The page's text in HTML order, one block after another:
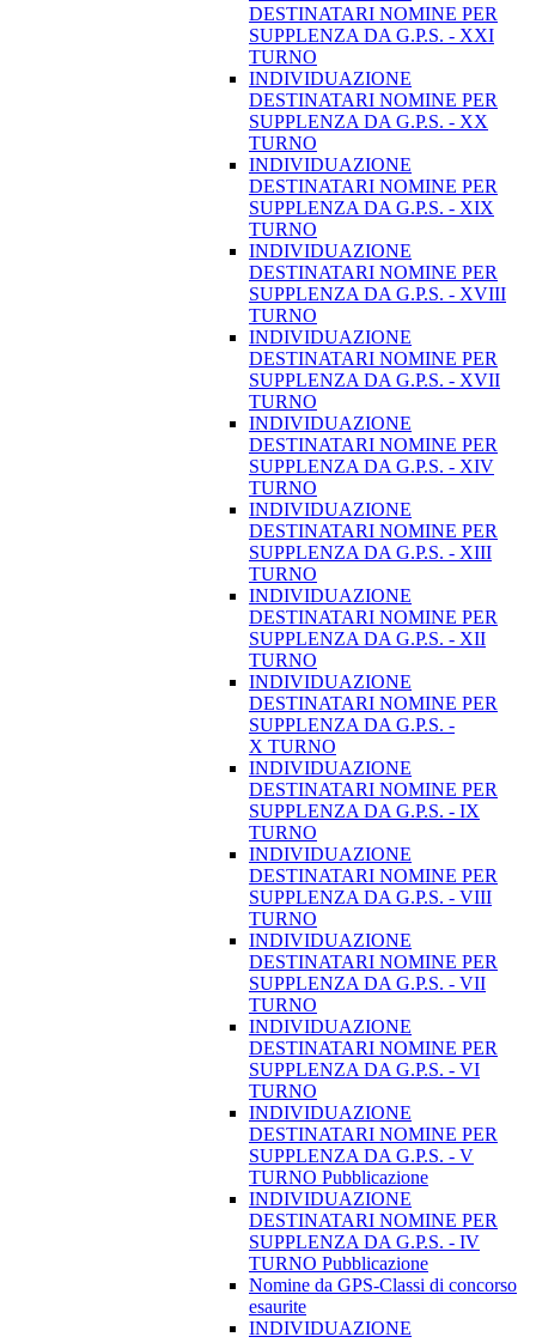
DESTINATARI NOMINE PER
SUPPLENZA DA G.P.S. - XXI
TURNO
INDIVIDUAZIONE
DESTINATARI NOMINE PER
SUPPLENZA DA G.P.S. - XX
TURNO
INDIVIDUAZIONE
DESTINATARI NOMINE PER
SUPPLENZA DA G.P.S. - XIX
TURNO
INDIVIDUAZIONE
DESTINATARI NOMINE PER
SUPPLENZA DA G.P.S. - XVIII
TURNO
INDIVIDUAZIONE
DESTINATARI NOMINE PER
SUPPLENZA DA G.P.S. - XVII
TURNO
INDIVIDUAZIONE
DESTINATARI NOMINE PER
SUPPLENZA DA G.P.S. - XIV
TURNO
INDIVIDUAZIONE
DESTINATARI NOMINE PER
SUPPLENZA DA G.P.S. - XIII
TURNO
INDIVIDUAZIONE
DESTINATARI NOMINE PER
SUPPLENZA DA G.P.S. - XII
TURNO
INDIVIDUAZIONE
DESTINATARI NOMINE PER
SUPPLENZA DA G.P.S. -
X TURNO
INDIVIDUAZIONE
DESTINATARI NOMINE PER
SUPPLENZA DA G.P.S. - IX
TURNO
INDIVIDUAZIONE
DESTINATARI NOMINE PER
SUPPLENZA DA G.P.S. - VIII
TURNO
INDIVIDUAZIONE
DESTINATARI NOMINE PER
SUPPLENZA DA G.P.S. - VII
TURNO
INDIVIDUAZIONE
DESTINATARI NOMINE PER
SUPPLENZA DA G.P.S. - VI
TURNO
INDIVIDUAZIONE
DESTINATARI NOMINE PER
SUPPLENZA DA G.P.S. - V
TURNO Pubblicazione
INDIVIDUAZIONE
DESTINATARI NOMINE PER
SUPPLENZA DA G.P.S. - IV
TURNO Pubblicazione
Nomine da GPS-Classi di concorso
esaurite
INDIVIDUAZIONE